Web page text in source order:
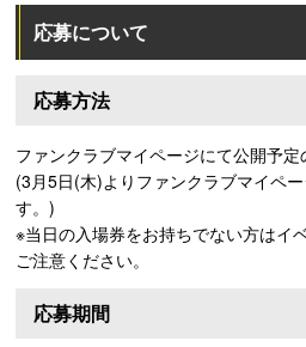
応募について
応募方法
ファンクラブマイページにて公開予
(3月5日(木)よりファンクラブマイペ
す。)
※当日の入場券をお持ちでない方はイ
ご注意ください。
応募期間